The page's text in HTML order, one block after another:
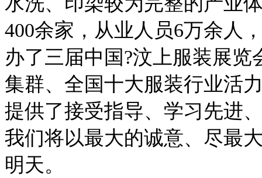
400余家，从业人员6万余人
办了三届中国?汶上服装展
集群、全国十大服装行业活
提供了接受指导、学习先进
我们将以最大的诚意、尽最
明天。